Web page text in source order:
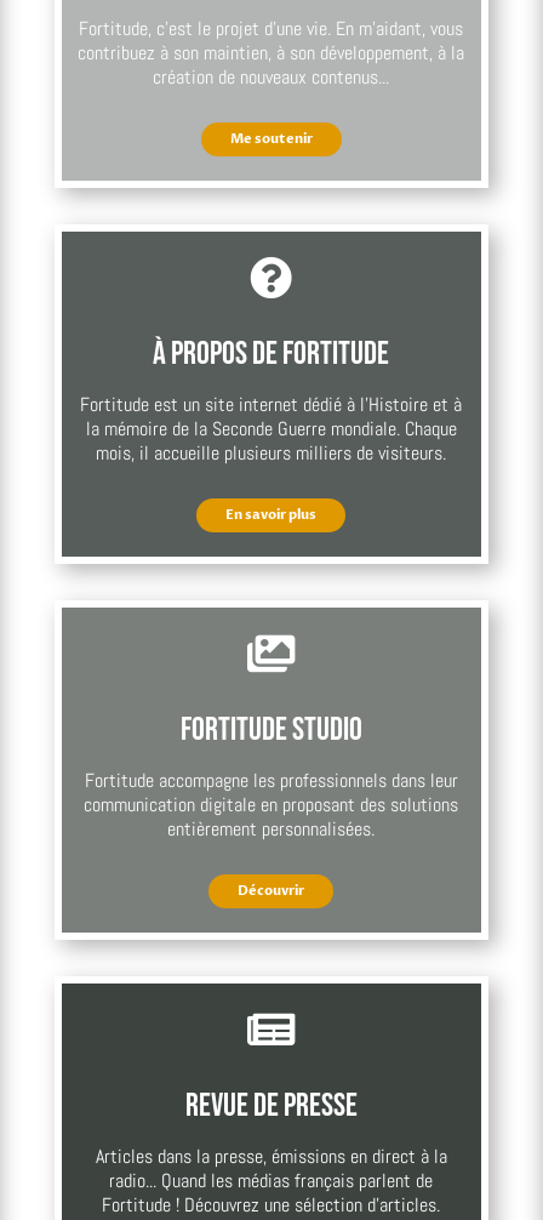
Fortitude, c’est le projet d’une vie. En m’aidant, vous
contribuez à son maintien, à son développement, à la
création de nouveaux contenus...
Me soutenir

À propos de Fortitude
Fortitude est un site internet dédié à l’Histoire et à
la mémoire de la Seconde Guerre mondiale. Chaque
mois, il accueille plusieurs milliers de visiteurs.
En savoir plus

Fortitude Studio
Fortitude accompagne les professionnels dans leur
communication digitale en proposant des solutions
entièrement personnalisées.
Découvrir

Revue de presse
Articles dans la presse, émissions en direct à la
radio... Quand les médias français parlent de
Fortitude ! Découvrez une sélection d'articles.